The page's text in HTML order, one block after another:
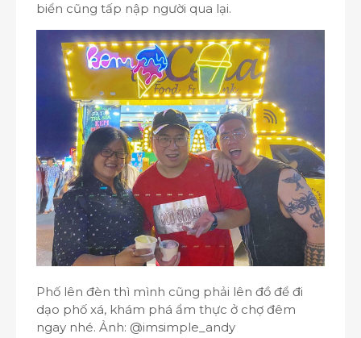
biển cũng tấp nập người qua lại.
Phố lên đèn thì mình cũng phải lên đồ để đi
dạo phố xá, khám phá ẩm thực ở chợ đêm
ngay nhé. Ảnh: @imsimple_andy